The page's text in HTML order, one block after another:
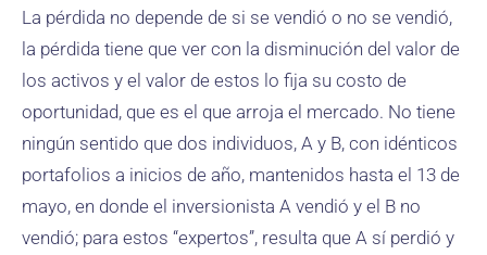
La pérdida no depende de si se vendió o no se vendió,
la pérdida tiene que ver con la disminución del valor de
los activos y el valor de estos lo fija su costo de
oportunidad, que es el que arroja el mercado. No tiene
ningún sentido que dos individuos, A y B, con idénticos
portafolios a inicios de año, mantenidos hasta el 13 de
mayo, en donde el inversionista A vendió y el B no
vendió; para estos “expertos”, resulta que A sí perdió y